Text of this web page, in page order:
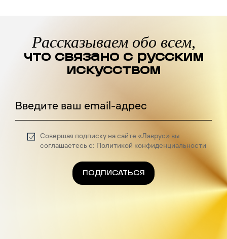
Рассказываем обо всем,
что связано с русским
искусством
Введите ваш email-адрес
Совершая подписку на сайте «Лаврус» вы
соглашаетесь с: Политикой конфиденциальности
ПОДПИСАТЬСЯ